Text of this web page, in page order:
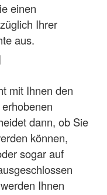
einen
Ihrer
aus.
mit Ihnen den
dann, ob Sie
können,
sogar auf
Ihnen